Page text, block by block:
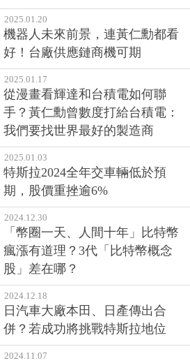
2025.01.20
機器人未來前景，連黃仁勳都看
好！台廠供應鏈商機可期
2025.01.17
從漫畫看輝達和台積電如何聯
手？黃仁勳曾數度打給台積電：
我們要找世界最好的製造商
2025.01.03
特斯拉2024全年交車輛低於預
期，股價重挫逾6%
2024.12.30
「幣圈一天、人間十年」比特幣
瘋漲有道理？3代「比特幣概念
股」差在哪？
2024.12.18
日汽車大廠本田、日產傳出合
併？若成功將挑戰特斯拉地位
2024.11.07